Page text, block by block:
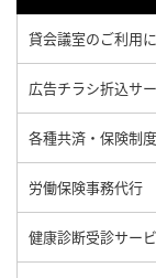
貸会議室のご利用
広告チラシ折込サ
各種共済・保険制
労働保険事務代行
健康診断受診サー